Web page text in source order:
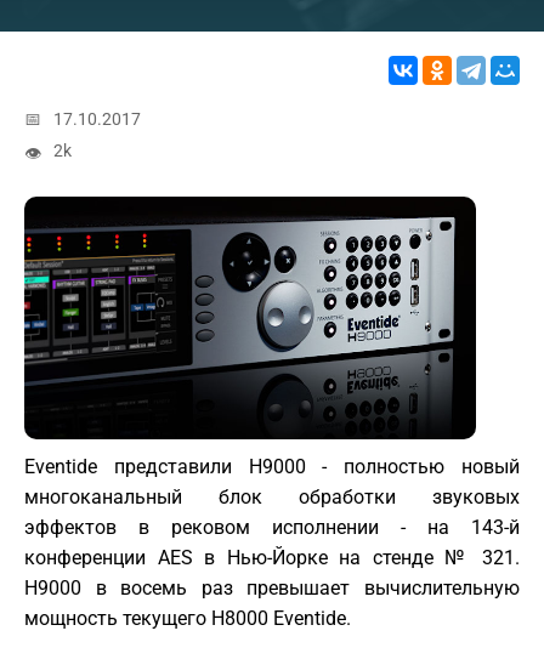
📅
17.10.2017
👁
2k
Eventide представили H9000 - полностью новый
многоканальный блок обработки звуковых
эффектов в рековом исполнении - на 143-й
конференции AES в Нью-Йорке на стенде № 321.
H9000 в восемь раз превышает вычислительную
мощность текущего H8000 Eventide.